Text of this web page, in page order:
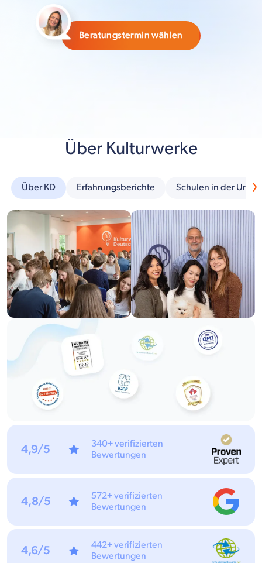
Beratungstermin wählen
Über Kulturwerke
Über KD Erfahrungsberichte Schulen in der
4,9/5
340+ verifizierten
Bewertungen
4,8/5
572+ verifizierten
Bewertungen
4,6/5
442+ verifizierten
Bewertungen